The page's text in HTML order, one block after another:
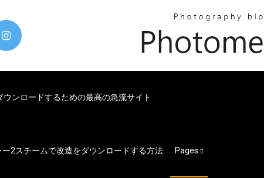
ウンロードするための最高の急流サイト
2スチームで改造をダウンロードする方法 Pages